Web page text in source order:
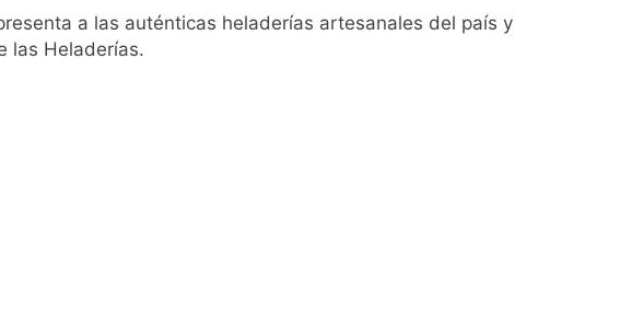
de viento
sobre el Gran Buenos Aires
a las auténticas heladerías artesanales del país y
las Heladerías.